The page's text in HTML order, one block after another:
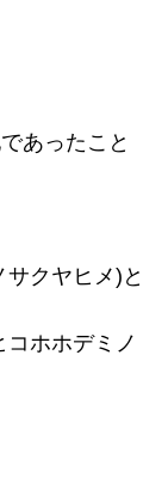
あったこと
クヤヒメ)と
ホホデミノ